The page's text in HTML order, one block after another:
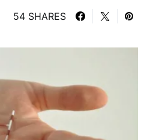
54 SHARES